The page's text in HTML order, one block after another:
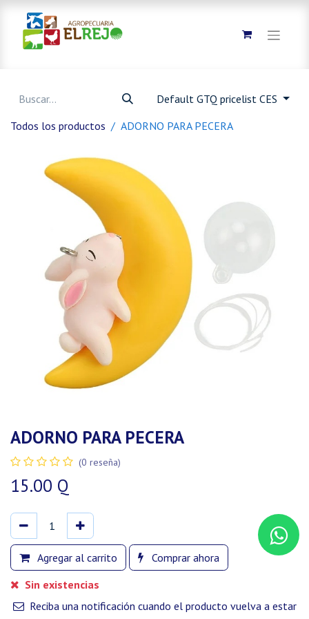
Default GTQ pricelist CES
Todos los productos
ADORNO PARA PECERA
ADORNO PARA PECERA
(0 reseña)
15.00 Q
Agregar al carrito
Comprar ahora
Sin existencias
Reciba una notificación cuando el producto vuelva a estar